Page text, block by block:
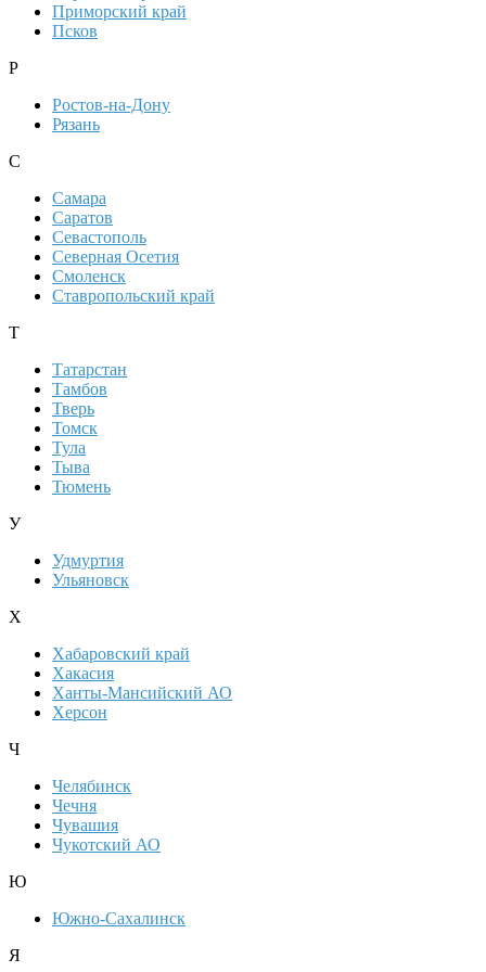
Приморский край
Псков
Р
Ростов-на-Дону
Рязань
С
Самара
Саратов
Севастополь
Северная Осетия
Смоленск
Ставропольский край
Т
Татарстан
Тамбов
Тверь
Томск
Тула
Тыва
Тюмень
У
Удмуртия
Ульяновск
Х
Хабаровский край
Хакасия
Ханты-Мансийский АО
Херсон
Ч
Челябинск
Чечня
Чувашия
Чукотский АО
Ю
Южно-Сахалинск
Я